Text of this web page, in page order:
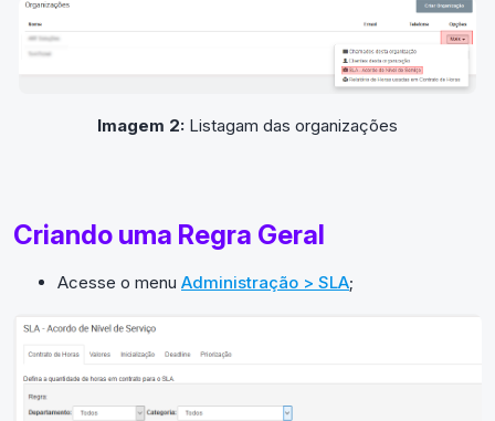
Imagem 2: Listagam das organizações
Criando uma Regra Geral
Acesse o menu Administração > SLA;